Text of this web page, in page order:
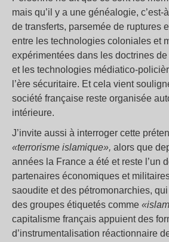
mais qu’il y a une généalogie,
de transferts, parsemée de ruptures
entre les technologies coloniales et
expérimentées dans les doctrines
et les technologies médiatico-
l’ère sécuritaire. Et cela vient
société française reste organisée
intérieure.
J’invite aussi à interroger cette
«terrorisme islamique», alors que
années la France a été et reste l’un
partenaires économiques et
saoudite et des pétromonarchies,
des groupes étiquetés comme
capitalisme français appuient des
d’instrumentalisation réactionnaire